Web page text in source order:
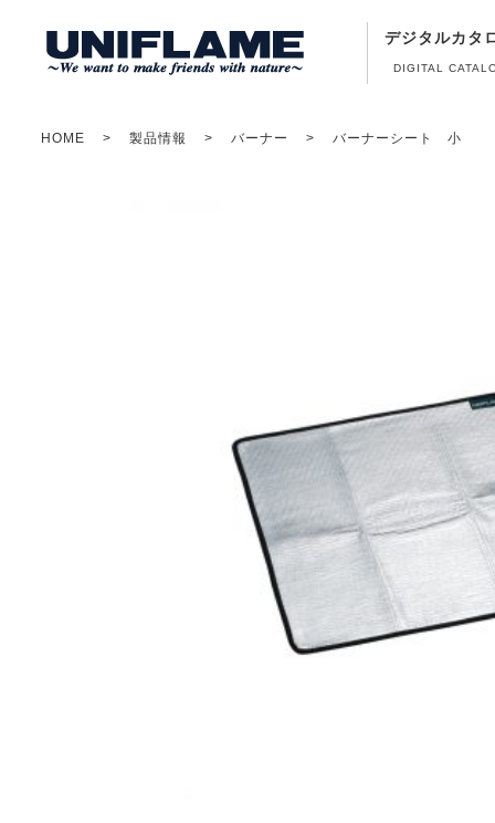
デジタルカタ
DIGITAL
HOME 製品情報 バーナー バーナーシート 小